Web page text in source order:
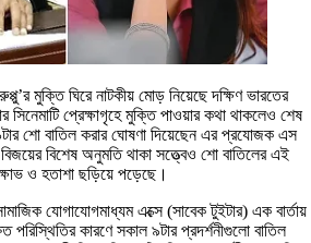
মুক্তি ঘিরে নাটকীয় মোড় নিয়েছে দক্ষিণ ভারতের
প্রেক্ষাগৃহে মুক্তি পাওয়ার কথা থাকলেও শেষ
শো বাতিল করার ঘোষণা দিয়েছেন এর প্রযোজক এস
বিশেষ অনুমতি থাকা সত্ত্বেও শো বাতিলের এই
ও হতাশা ছড়িয়ে পড়েছে।
যোগাযোগমাধ্যম এক্সে (সাবেক টুইটার) এক বার্তায়
পরিস্থিতির কারণে সকাল ৯টার প্রদর্শনীগুলো বাতিল